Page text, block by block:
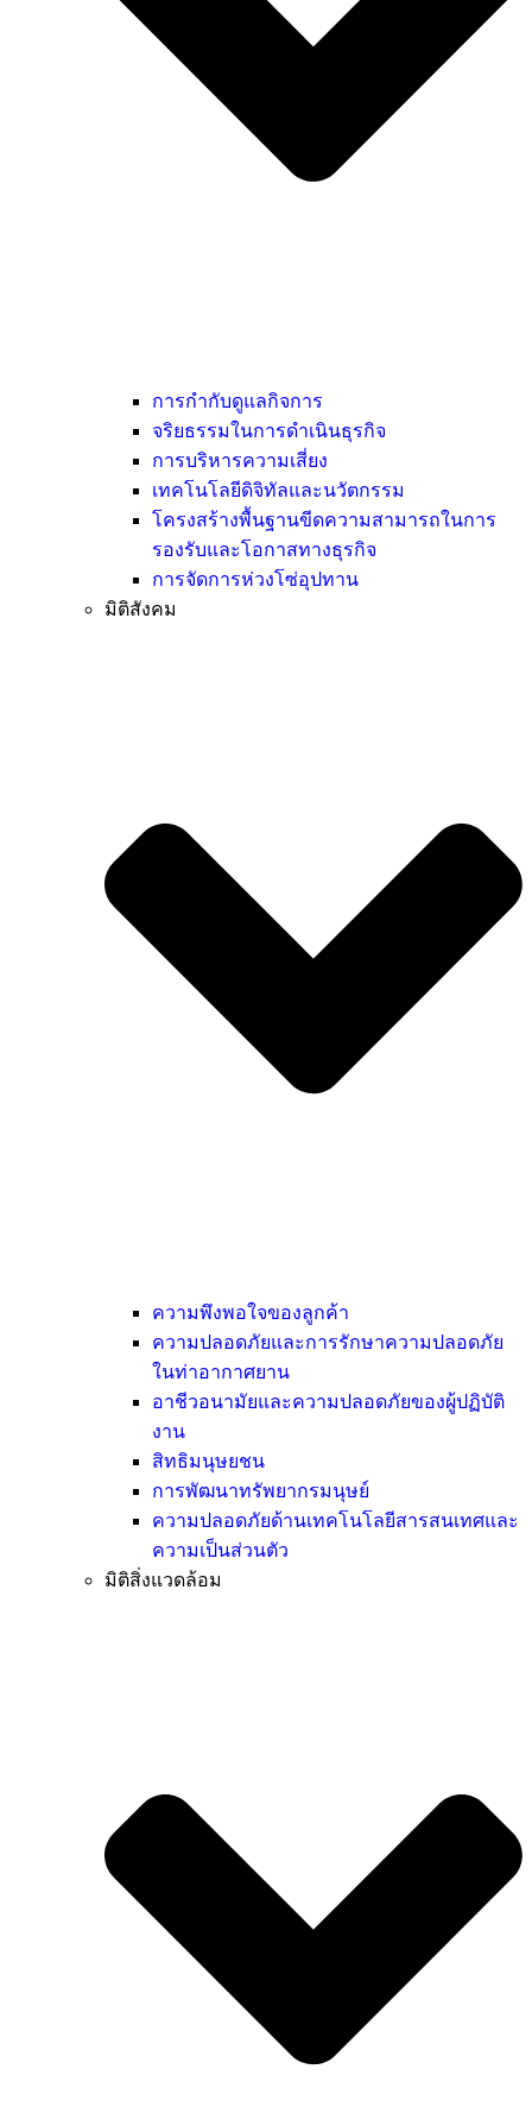
การกำกับดูแลกิจการ
จริยธรรมในการดำเนินธุรกิจ
การบริหารความเสี่ยง
เทคโนโลยีดิจิทัลและนวัตกรรม
โครงสร้างพื้นฐานขีดความสามารถในการ
รองรับและโอกาสทางธุรกิจ
การจัดการห่วงโซ่อุปทาน
มิติสังคม
ความพึงพอใจของลูกค้า
ความปลอดภัยและการรักษาความปลอดภัย
ในท่าอากาศยาน
อาชีวอนามัยและความปลอดภัยของผู้ปฏิบัติ
งาน
สิทธิมนุษยชน
การพัฒนาทรัพยากรมนุษย์
ความปลอดภัยด้านเทคโนโลยีสารสนเทศและ
ความเป็นส่วนตัว
มิติสิ่งแวดล้อม